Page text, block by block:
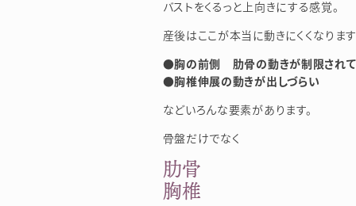
バストをくるっと上向きにする感覚。
産後はここが本当に動きにくくなります
●胸の前側 肋骨の動きが制限され
●胸椎伸展の動きが出しづらい
などいろんな要素があります。
骨盤だけでなく
肋骨
胸椎